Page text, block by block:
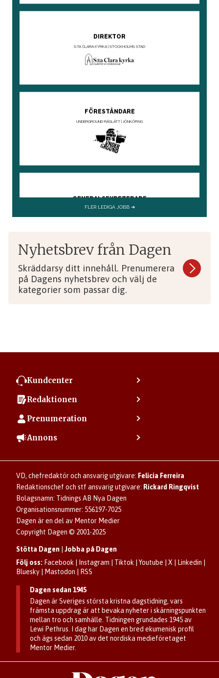
Nyhetsbrev från Dagen
Skräddarsy ditt innehåll. Prenumerera
på Dagens nyhetsbrev och välj de
kategorier som passar dig.
Kundcenter
Min sida
Vanliga frågor
Användarvillkor
Redaktionen
Tipsa Dagen
Vill du debattera i Dagen?
Dagen förklarar
Upphovsrätt och AI
Om Dagen
Prenumeration
Så skapar du ett konto
Dagen som taltidningen
Senaste numret av eDagen
Dagens arkiv
Annons
Annonsera
Rubrikannonser
Familjeannonser
Se dödsannonser/minnesrum
Anmäl störande/felaktig annons
VD, chefredaktör och ansvarig utgivare: Felicia Ferreira
Redaktionschef och stf ansvarig utgivare: Rickard Ringqvist
Bolagsnamn: Tidnings AB Nya Dagen
Organisationsnummer: 556197-7025
Dagen är en del av Mentor Medier
Copyright Dagen © 2001-2025
Stötta Dagen |Jobba på Dagen
Följ oss: Facebook Instagram Tiktok |Youtube |X Linkedin
Bluesky
Mastodon RSS
Dagen sedan 1945
Dagen är Sveriges största kristna dagstidning, vars
främsta uppdrag är att bevaka nyheter i skärningspunkten
mellan tro och samhälle. Tidningen grundades 1945 av
Lewi Pethrus. I dag har Dagen en bred ekumenisk profil
och ägs sedan 2010 av det nordiska medieföretaget
Mentor Medier.